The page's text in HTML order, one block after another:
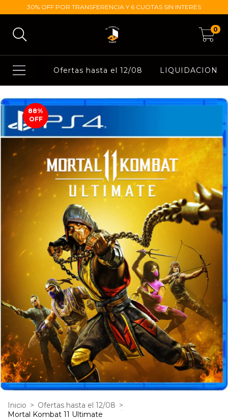
30% OFF POR TRANSFERENCIA Y 6 CUOTAS SIN INTERES
0
Ofertas hasta el 12/08 LIQUIDACION
88%
OFF
Inicio > Ofertas hasta el 12/08 >
Mortal Kombat 11 Ultimate